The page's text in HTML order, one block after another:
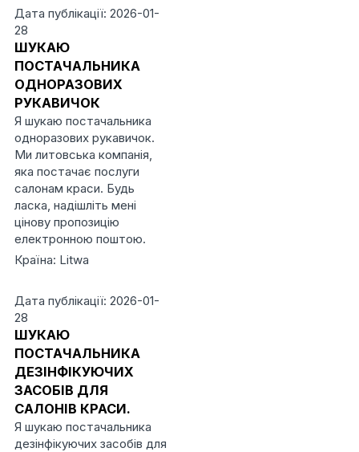
Дата публікації: 2026-01-
28
ШУКАЮ
ПОСТАЧАЛЬНИКА
ОДНОРАЗОВИХ
РУКАВИЧОК
Я шукаю постачальника
одноразових рукавичок.
Ми литовська компанія,
яка постачає послуги
салонам краси. Будь
ласка, надішліть мені
цінову пропозицію
електронною поштою.
Країна: Litwa
Дата публікації: 2026-01-
28
ШУКАЮ
ПОСТАЧАЛЬНИКА
ДЕЗІНФІКУЮЧИХ
ЗАСОБІВ ДЛЯ
САЛОНІВ КРАСИ.
Я шукаю постачальника
дезінфікуючих засобів для